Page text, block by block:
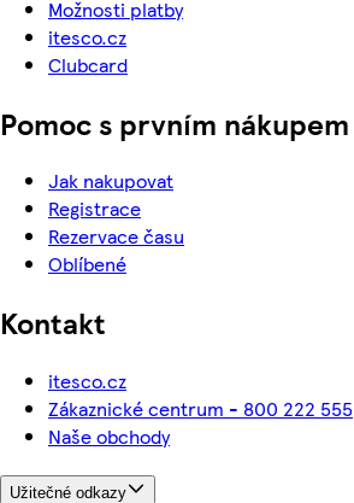
Možnosti platby
itesco.cz
Clubcard
Pomoc s prvním nákupem
Jak nakupovat
Registrace
Rezervace času
Oblíbené
Kontakt
itesco.cz
Zákaznické centrum - 800 222 555
Naše obchody
Užitečné odkazy